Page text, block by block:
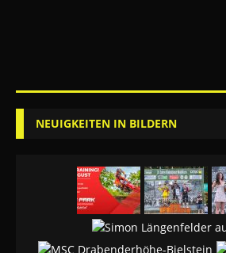
NEUIGKEITEN IN BILDERN